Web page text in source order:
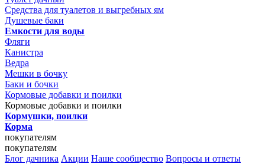
Средства для туалетов и выгребных ям
Душевые баки
Емкости для воды
Фляги
Канистра
Ведра
Мешки в бочку
Баки и бочки
Кормовые добавки и поилки
Кормовые добавки и поилки
Кормушки, поилки
Корма
покупателям
покупателям
Блог дачника Акции Наше сообщество Вопросы и ответы